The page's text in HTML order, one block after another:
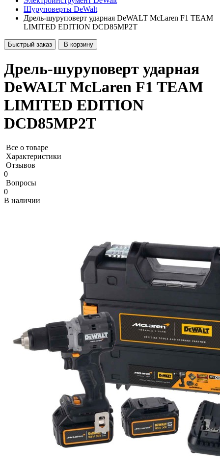
Шуруповерты DeWalt
Дрель-шуруповерт ударная DeWALT McLaren F1 TEAM
LIMITED EDITION DCD85MP2T
Быстрый заказ В корзину
Дрель-шуруповерт ударная
DeWALT McLaren F1 TEAM
LIMITED EDITION
DCD85MP2T
Все о товаре
Характеристики
Отзывов
0
Вопросы
0
В наличии